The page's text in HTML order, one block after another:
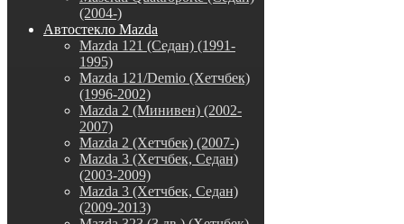
(2004-)
Автостекло Mazda
Mazda 121 (Седан) (1991-
1995)
Mazda 121/Demio (Хетчбек)
(1996-2002)
Mazda 2 (Минивен) (2002-
2007)
Mazda 2 (Хетчбек) (2007-)
Mazda 3 (Хетчбек, Седан)
(2003-2009)
Mazda 3 (Хетчбек, Седан)
(2009-2013)